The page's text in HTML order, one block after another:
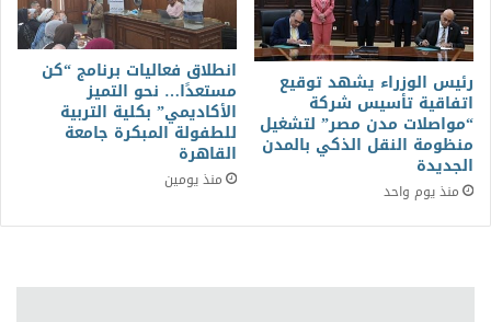
رئيس الوزراء يشهد توقيع
اتفاقية تأسيس شركة
“مواصلات مدن مصر” لتشغيل
منظومة النقل الذكي بالمدن
الجديدة
منذ يوم واحد
انطلاق فعاليات برنامج “كن
مستعدًا… نحو التميز
الأكاديمي” بكلية التربية
للطفولة المبكرة جامعة
القاهرة
منذ يومين